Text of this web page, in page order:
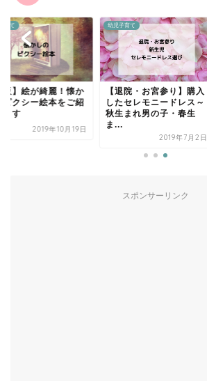
育て
版】絵が綺麗！懐か
ピクシー絵本をご紹
ます
2019年10月19日
幼児子育て
【退院・お宮参り】購入
したセレモニードレス～
秋生まれ男の子・春生
ま...
2019年7月2日
スポンサーリンク